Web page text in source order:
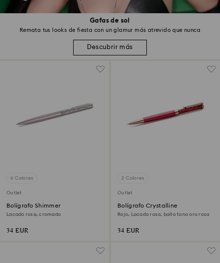
Gafas de sol
Remata tus looks de fiesta con un glamur más atrevido que nunca
Descubrir más
6 Colores
Outlet
Bolígrafo Shimmer
Lacado rosa, cromado
34 EUR
2 Colores
Outlet
Bolígrafo Crystalline
Rojo, Lacado rosa, baño tono oro rosa
34 EUR